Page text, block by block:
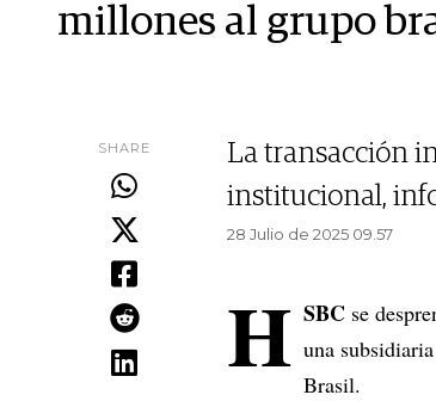
millones al grupo
SHARE
La transacción
institucional,
28 Julio de 2025 09.57
H SBC se
una
Brasil.